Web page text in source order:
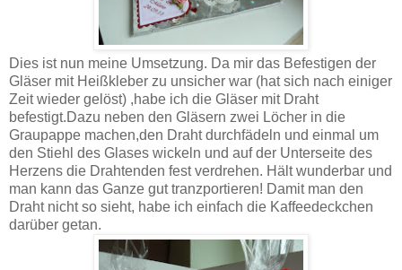
Dies ist nun meine Umsetzung. Da mir das Befestigen der
Gläser mit Heißkleber zu unsicher war (hat sich nach einiger
Zeit wieder gelöst) ,habe ich die Gläser mit Draht
befestigt.Dazu neben den Gläsern zwei Löcher in die
Graupappe machen,den Draht durchfädeln und einmal um
den Stiehl des Glases wickeln und auf der Unterseite des
Herzens die Drahtenden fest verdrehen. Hält wunderbar und
man kann das Ganze gut tranzportieren! Damit man den
Draht nicht so sieht, habe ich einfach die Kaffeedeckchen
darüber getan.